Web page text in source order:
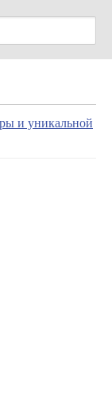
и уникальной